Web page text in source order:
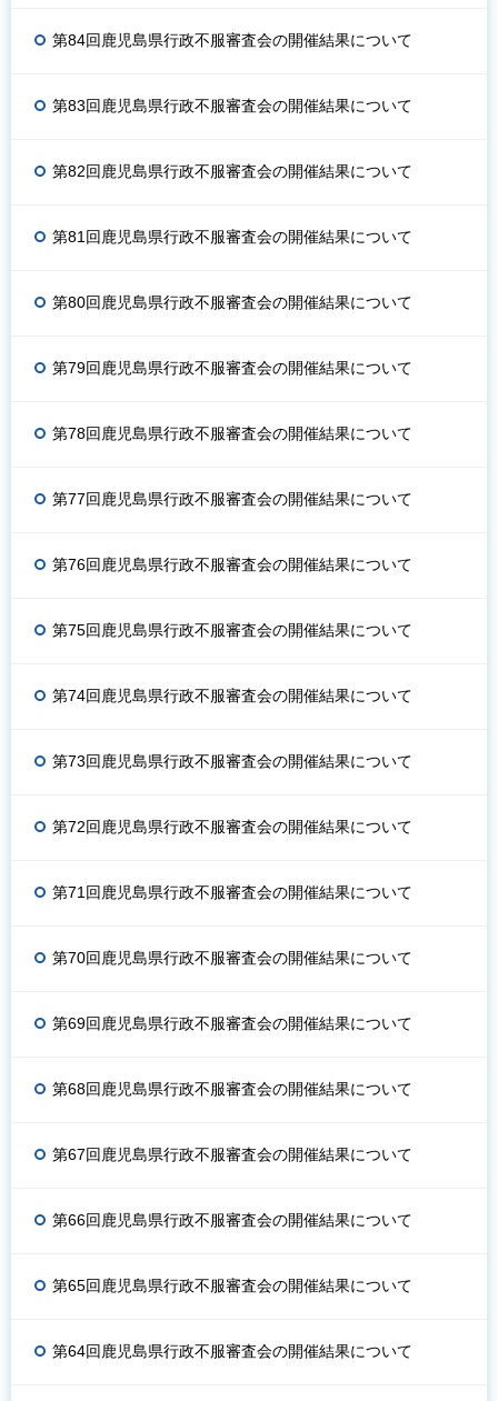
第84回鹿児島県行政不服審査会の開催結果について
第83回鹿児島県行政不服審査会の開催結果について
第82回鹿児島県行政不服審査会の開催結果について
第81回鹿児島県行政不服審査会の開催結果について
第80回鹿児島県行政不服審査会の開催結果について
第79回鹿児島県行政不服審査会の開催結果について
第78回鹿児島県行政不服審査会の開催結果について
第77回鹿児島県行政不服審査会の開催結果について
第76回鹿児島県行政不服審査会の開催結果について
第75回鹿児島県行政不服審査会の開催結果について
第74回鹿児島県行政不服審査会の開催結果について
第73回鹿児島県行政不服審査会の開催結果について
第72回鹿児島県行政不服審査会の開催結果について
第71回鹿児島県行政不服審査会の開催結果について
第70回鹿児島県行政不服審査会の開催結果について
第69回鹿児島県行政不服審査会の開催結果について
第68回鹿児島県行政不服審査会の開催結果について
第67回鹿児島県行政不服審査会の開催結果について
第66回鹿児島県行政不服審査会の開催結果について
第65回鹿児島県行政不服審査会の開催結果について
第64回鹿児島県行政不服審査会の開催結果について